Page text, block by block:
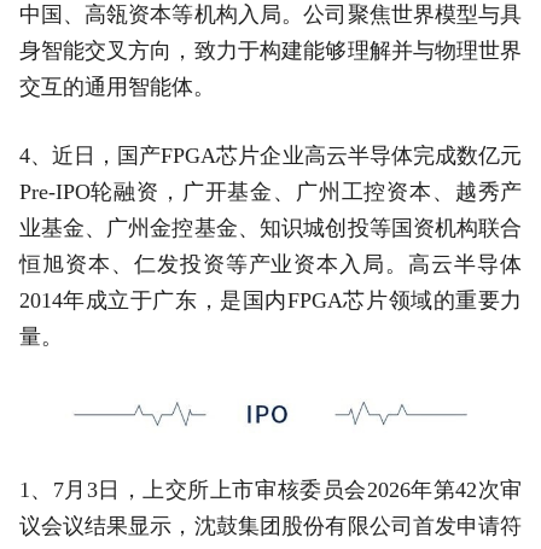
中国、高瓴资本等机构入局。公司聚焦世界模型与具
身智能交叉方向，致力于构建能够理解并与物理世界
交互的通用智能体。
4、近日，国产FPGA芯片企业高云半导体完成数亿元
Pre-IPO轮融资，广开基金、广州工控资本、越秀产
业基金、广州金控基金、知识城创投等国资机构联合
恒旭资本、仁发投资等产业资本入局。高云半导体
2014年成立于广东，是国内FPGA芯片领域的重要力
量。
1、7月3日，上交所上市审核委员会2026年第42次审
议会议结果显示，沈鼓集团股份有限公司首发申请符